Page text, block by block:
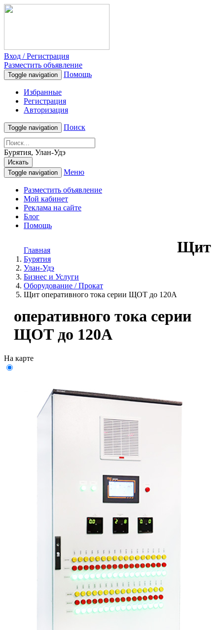
Вход / Регистрация
Разместить объявление
Toggle navigation Помощь
Избранные
Регистрация
Авторизация
Toggle navigation Поиск
Бурятия, Улан-Удэ
Искать
Toggle navigation
Меню
Разместить объявление
Мой кабинет
Реклама на сайте
Блог
Помощь
Главная
Бурятия
Улан-Удэ
Бизнес и Услуги
Оборудование / Прокат
Щит оперативного тока серии ЩОТ до 120А
Щит
оперативного тока серии
ЩОТ до 120А
На карте